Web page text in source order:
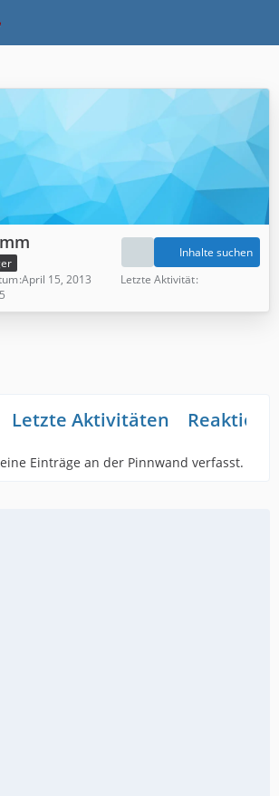
Inhalte suchen
April 15, 2013
Letzte Aktivität
Letzte Aktivitäten
Einträge an der Pinnwand verfasst.